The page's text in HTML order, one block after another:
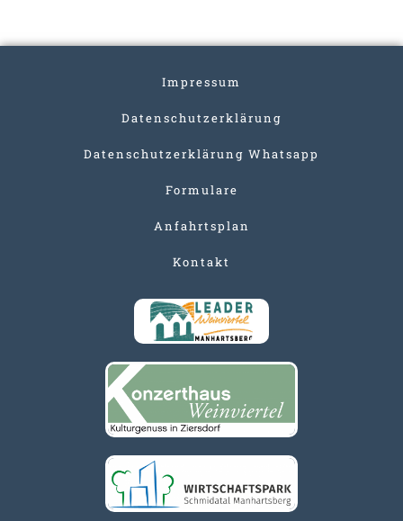
Impressum
Datenschutzerklärung
Datenschutzerklärung Whatsapp
Formulare
Anfahrtsplan
Kontakt